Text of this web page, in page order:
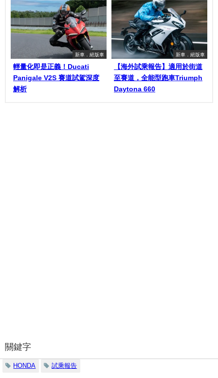
新車．絕版車
輕量化即是正義！Ducati
Panigale V2S 賽道試駕深度
解析
新車．絕版車
【海外試乘報告】適用於街道
至賽道，全能型跑車Triumph
Daytona 660
關鍵字
HONDA 試乘報告